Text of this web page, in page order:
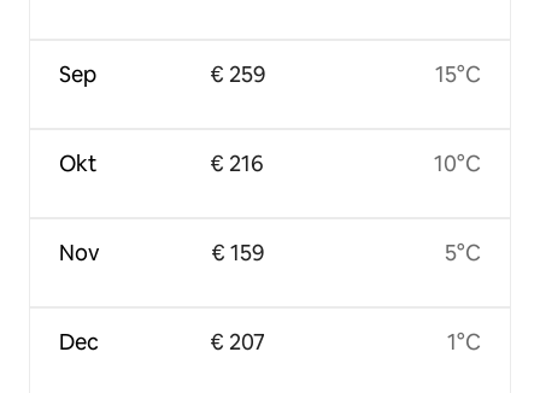
Sep
Okt
Nov
Dec
€ 259
€ 216
€ 159
€ 207
15°C
10°C
5°C
1°C